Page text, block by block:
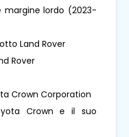
margine lordo (2023-
Land Rover
Rover
Crown Corporation
Crown e il suo